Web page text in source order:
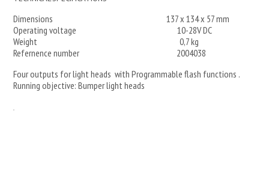
Dimensions 137 x 134 x 57 mm
Operating voltage 10-28V DC
Weight 0,7 kg
Refernence number 2004038
Four outputs for light heads with Programmable flash functions .
Running objective: Bumper light heads